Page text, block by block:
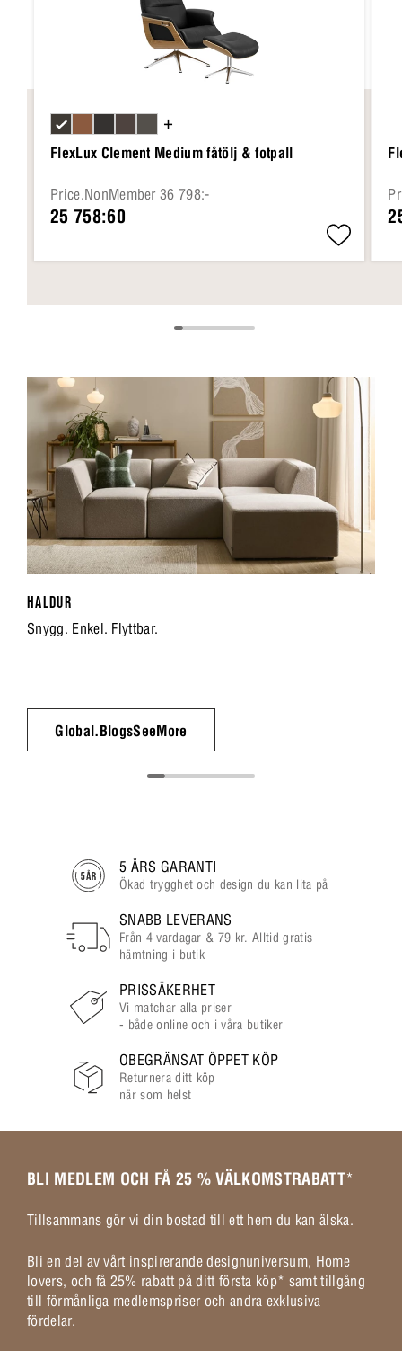
FlexLux Clement Medium fåtölj & fotpall
Price.NonMember 36 798:-
25 758:60
+
HALDUR
Snygg. Enkel. Flyttbar.
Global.BlogsSeeMore
5 ÅRS GARANTI
Ökad trygghet och design du kan lita på
SNABB LEVERANS
Från 4 vardagar & 79 kr. Alltid gratis
hämtning i butik
PRISSÄKERHET
Vi matchar alla priser
- både online och i våra butiker
OBEGRÄNSAT ÖPPET KÖP
Returnera ditt köp
när som helst
BLI MEDLEM OCH FÅ 25 % VÄLKOMSTRABATT*
Tillsammans gör vi din bostad till ett hem du kan älska.
Bli en del av vårt inspirerande designuniversum, Home
lovers, och få 25% rabatt på ditt första köp* samt tillgång
till förmånliga medlemspriser och andra exklusiva
fördelar.